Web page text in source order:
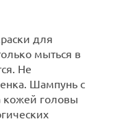
для
мыться в
Не
Шампунь с
кожей головы